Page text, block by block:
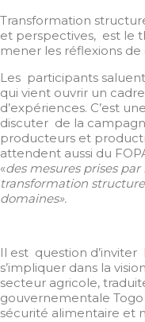
Transformation
et perspectives, est le
mener les réflexions
Les participants
qui vient ouvrir un
d’expériences. C’est
discuter de la
producteurs et
attendent aussi du
«des mesures prises
transformation
domaines».
Il est question d’inviter
s’impliquer dans la
secteur agricole,
gouvernementale
sécurité alimentaire et